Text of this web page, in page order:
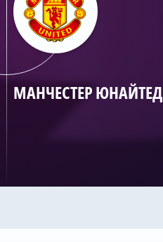
МАНЧЕСТЕР ЮНАЙТЕД